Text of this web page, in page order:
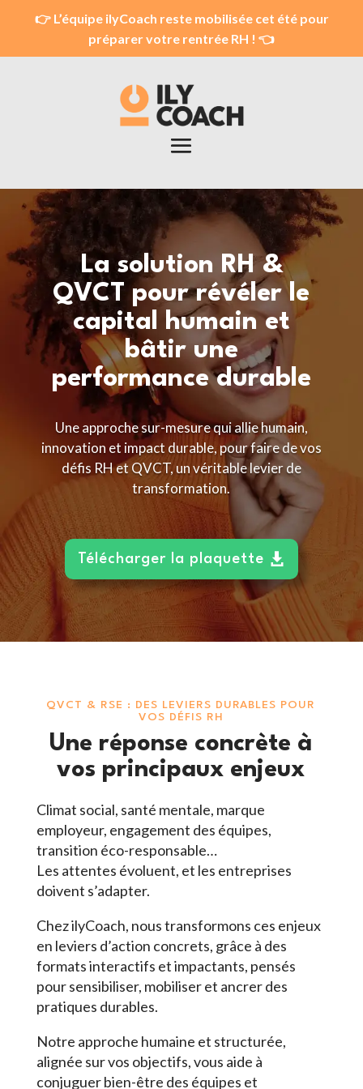
👉 L’équipe ilyCoach reste mobilisée cet été pour
préparer votre rentrée RH ! 👈
La solution RH &
QVCT pour révéler le
capital humain et
bâtir une
performance durable
Une approche sur-mesure qui allie humain,
innovation et impact durable, pour faire de vos
défis RH et QVCT, un véritable levier de
transformation.
Télécharger la plaquette
QVCT & RSE : DES LEVIERS DURABLES POUR
VOS DÉFIS RH
Une réponse concrète à
vos principaux enjeux
Climat social, santé mentale, marque
employeur, engagement des équipes,
transition éco-responsable…
Les attentes évoluent, et les entreprises
doivent s’adapter.
Chez ilyCoach, nous transformons ces enjeux
en leviers d’action concrets, grâce à des
formats interactifs et impactants, pensés
pour sensibiliser, mobiliser et ancrer des
pratiques durables.
Notre approche humaine et structurée,
alignée sur vos objectifs, vous aide à
conjuguer bien-être des équipes et